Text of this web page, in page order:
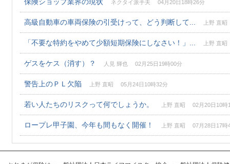
ネクタイ派手夫 04月20日18時26分
高級自動車の車両保険の引受けって、どう判断して... 上野 直昭
「不要な特約をやめて少額短期保険にしなさい！」... 上野 直昭
ゲスをケス（消す）？ 人見 輝也 02月25日19時00分
警告上のＰＬ欠陥 上野 直昭 05月24日10時32分
若い人たちのリスクって何でしょうか。 上野 直昭 02月20日10時
ロープレ甲子園、今年も間もなく開催！ 上野 直昭 07月28日17時